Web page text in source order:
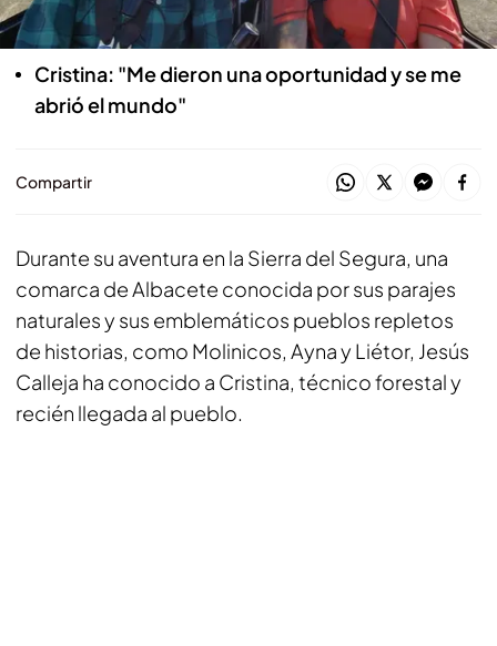
repoblar estas zonas rurales
Cristina: "Me dieron una oportunidad y se me
abrió el mundo"
Compartir
Durante su aventura en la Sierra del Segura, una
comarca de Albacete conocida por sus parajes
naturales y sus emblemáticos pueblos repletos
de historias, como Molinicos, Ayna y Liétor, Jesús
Calleja ha conocido a Cristina, técnico forestal y
recién llegada al pueblo.